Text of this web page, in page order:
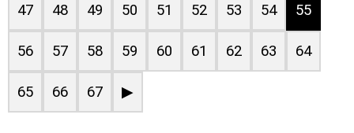
47 48 49 50 51 52 53 54 55
56 57 58 59 60 61 62 63 64
65 66 67 ▶